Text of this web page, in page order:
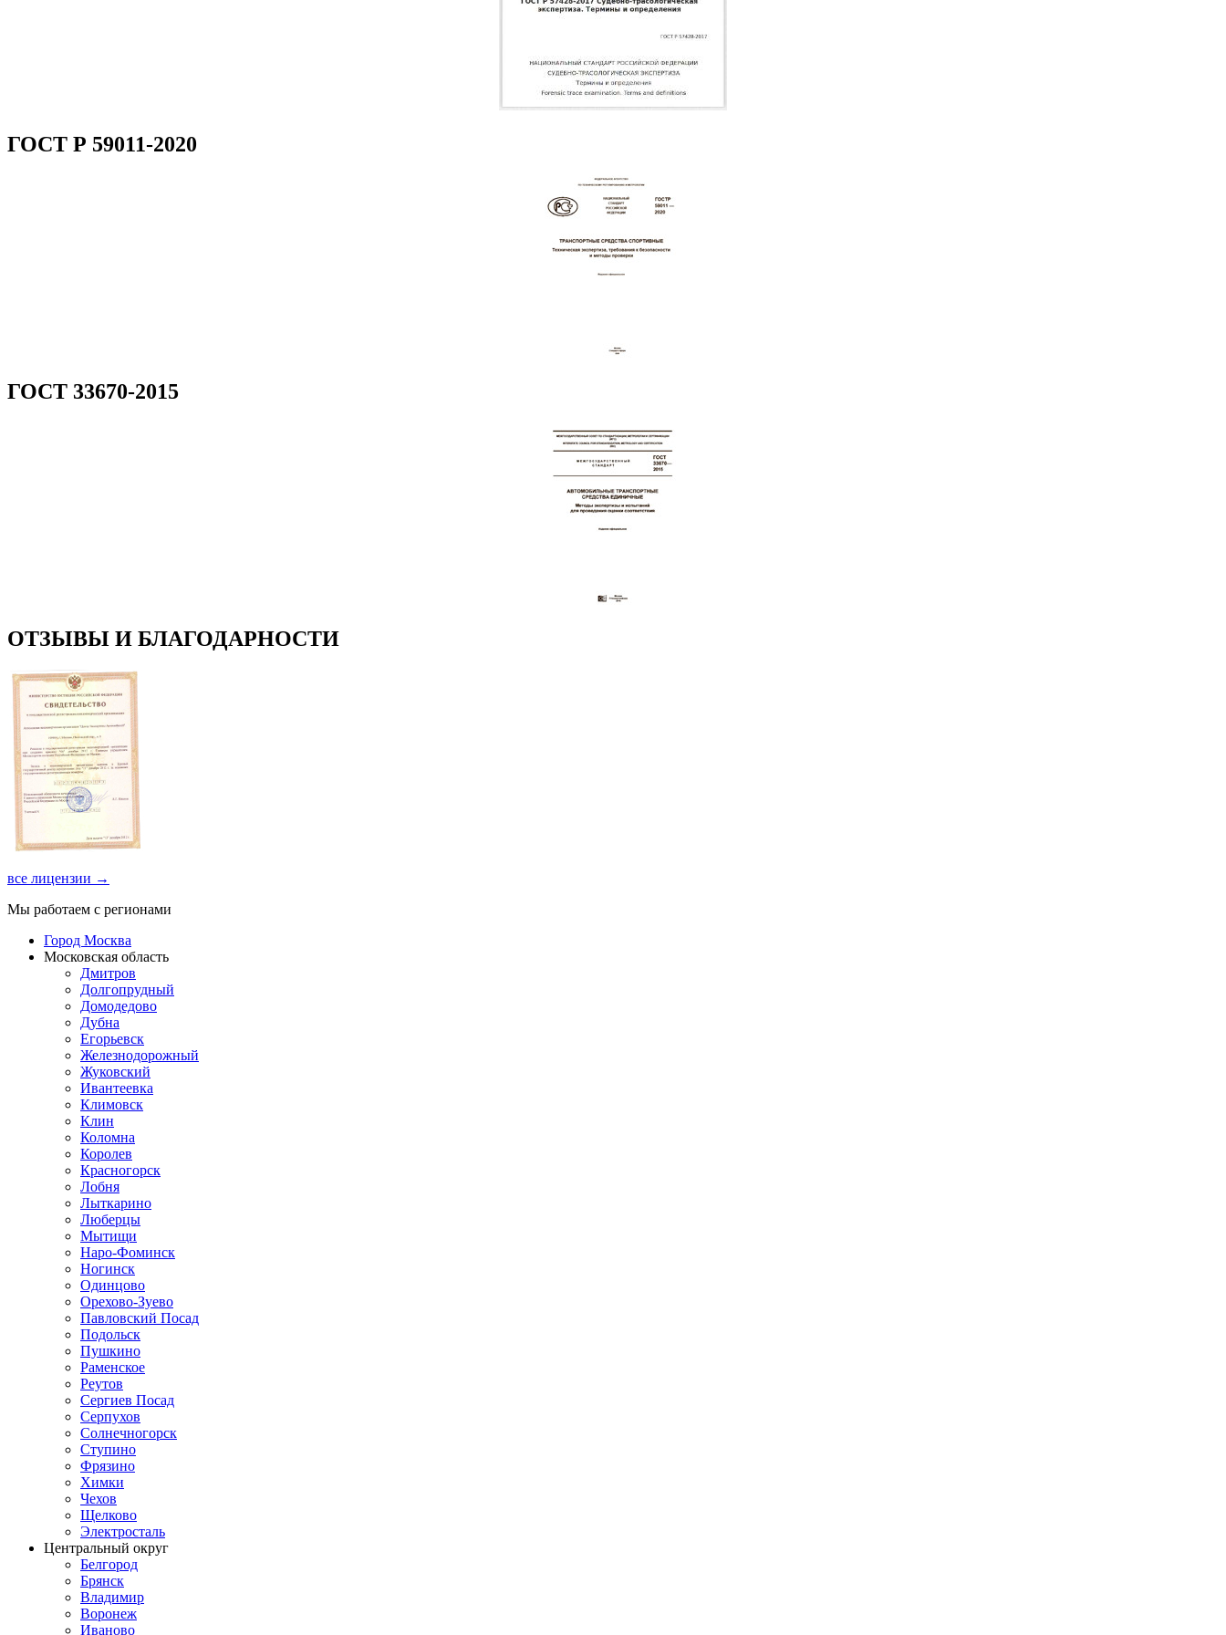
ГОСТ Р 59011-2020
ГОСТ 33670-2015
ОТЗЫВЫ И БЛАГОДАРНОСТИ
все лицензии →
Мы работаем с регионами
Город Москва
Московская область
Дмитров
Долгопрудный
Домодедово
Дубна
Егорьевск
Железнодорожный
Жуковский
Ивантеевка
Климовск
Клин
Коломна
Королев
Красногорск
Лобня
Лыткарино
Люберцы
Мытищи
Наро-Фоминск
Ногинск
Одинцово
Орехово-Зуево
Павловский Посад
Подольск
Пушкино
Раменское
Реутов
Сергиев Посад
Серпухов
Солнечногорск
Ступино
Фрязино
Химки
Чехов
Щелково
Электросталь
Центральный округ
Белгород
Брянск
Владимир
Воронеж
Иваново